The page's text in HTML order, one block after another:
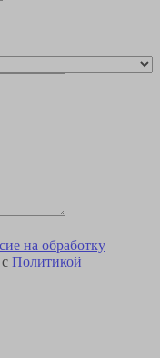
на обработку
Политикой